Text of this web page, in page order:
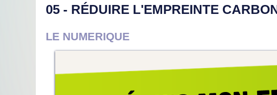
05 - RÉDUIRE L'EMPREINTE
LE NUMERIQUE